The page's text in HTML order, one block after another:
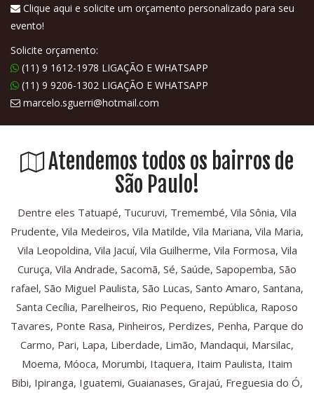
Clique aqui e solicite um orçamento personalizado para seu
evento!
Solicite orçamento:
(11) 9 1612-1978 LIGAÇÃO E WHATSAPP
(11) 9 9206-1302 LIGAÇÃO E WHATSAPP
marcelo.sguerri@hotmail.com
Atendemos todos os bairros de
São Paulo!
Dentre eles Tatuapé, Tucuruvi, Tremembé, Vila Sônia, Vila
Prudente, Vila Medeiros, Vila Matilde, Vila Mariana, Vila Maria,
Vila Leopoldina, Vila Jacuí, Vila Guilherme, Vila Formosa, Vila
Curuça, Vila Andrade, Sacomã, Sé, Saúde, Sapopemba, São
rafael, São Miguel Paulista, São Lucas, Santo Amaro, Santana,
Santa Cecília, Parelheiros, Rio Pequeno, República, Raposo
Tavares, Ponte Rasa, Pinheiros, Perdizes, Penha, Parque do
Carmo, Pari, Lapa, Liberdade, Limão, Mandaqui, Marsilac,
Moema, Móoca, Morumbi, Itaquera, Itaim Paulista, Itaim
Bibi, Ipiranga, Iguatemi, Guaianases, Grajaú, Freguesia do Ó,